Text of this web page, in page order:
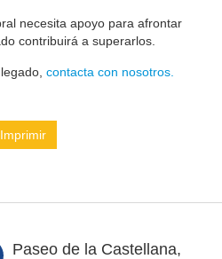
necesita apoyo para afrontar
contribuirá a superarlos.
contacta con nosotros.
Imprimir
Paseo de la Castellana,